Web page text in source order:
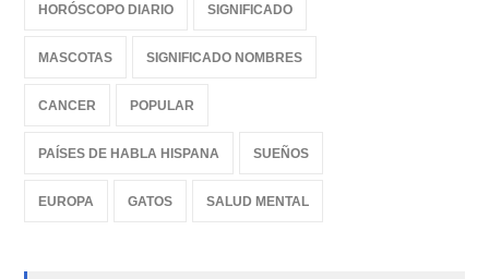
HORÓSCOPO DIARIO SIGNIFICADO
MASCOTAS SIGNIFICADO NOMBRES
CANCER POPULAR
PAÍSES DE HABLA HISPANA SUEÑOS
EUROPA GATOS SALUD MENTAL